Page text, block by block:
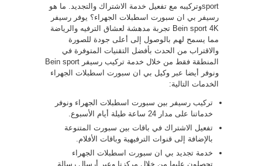
sportوتركيبه مع تفعيل خدمة الاشتراك والتجديد. ما هو
رسيفر بي ان سبورت اسطبلات الجهراء؟ يوفر رسيفر ​​
Bein sport 4K تجربة مدهشة لعشاق الترفيه والرياضة
مما يسمح لهم بالوصول إلى أعلى جودة للصورة
والاقتراب من الحدث بأفضل التقنيات المتوفرة في
المنطقة فقط من خلال خدمة تركيب رسيفر Bein sport
ونوفر أيضا عبر وكيل بي ان سبورت اسطبلات الجهراء
الخدمات التالية:
تركيب رسيفر بين سبورت اسطبلات الجهراء ونوفر
خدماتنا على مدار 24 ساعة طيلة أيام الأسبوع.
تفعيل الاشتراك في باقات بين سبورت المتنوعة
بالإضافة إلى قنوات الترفيهية وباقات الأفلام.
خدمة تجديد بي ان سبورت اسطبلات الجهراء
تحصلون عليها من خلال مركزنا وعبر أرسال رسالة